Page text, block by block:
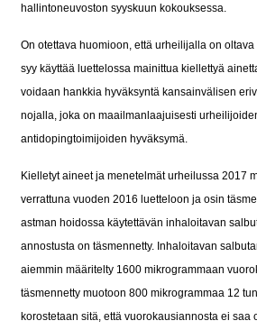
hallintoneuvoston syyskuun kokouksessa.
On otettava huomioon, että urheilijalla on
syy käyttää luettelossa mainittua kiellettyä
voidaan hankkia hyväksyntä kansainvälisen
nojalla, joka on maailmanlaajuisesti
antidopingtoimijoiden hyväksymä.
Kielletyt aineet ja menetelmät urheilussa 2017
verrattuna vuoden 2016 luetteloon ja osin
astman hoidossa käytettävän inhaloitavan
annostusta on täsmennetty. Inhaloitavan
aiemmin määritelty 1600 mikrogrammaan
täsmennetty muotoon 800 mikrogrammaa 12
korostetaan sitä, että vuorokausiannosta ei saa